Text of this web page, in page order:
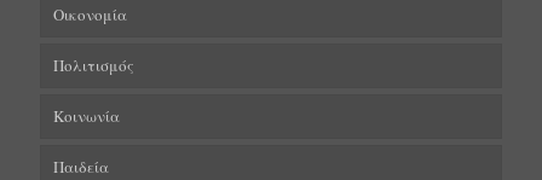
Οικονομία
Πολιτισμός
Κοινωνία
Παιδεία